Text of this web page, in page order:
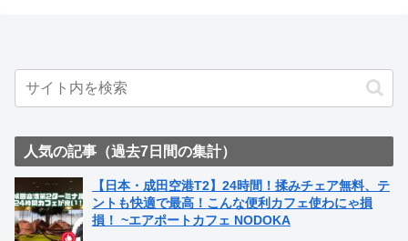
人気の記事（過去7日間の集計）
【日本・成田空港T2】24時間！揉みチェア無料、テ
ントも快適で最高！こんな便利カフェ使わにゃ損
損！ ~エアポートカフェ NODOKA